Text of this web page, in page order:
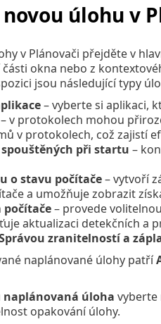
úlohu v
v Plánovači přejděte v
okna nebo z
jsou následující typy
– vyberte si aplikaci,
– v protokolech mohou
v protokolech, což zajistí
při startu –
o stavu počítače– vytvoří
a umožňuje zobrazit
– provede
aktualizaci detekčních a
zranitelností a
naplánované úlohy patří
naplánovaná úloha
opakování úlohy.